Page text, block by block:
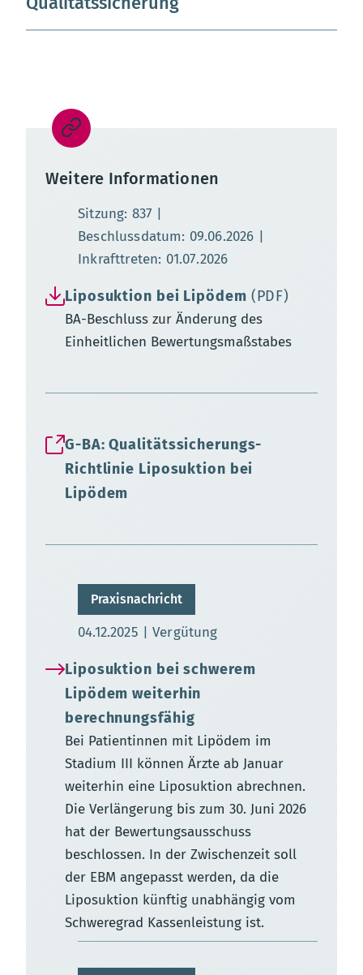
Weitere Informationen
Sitzung: 837
Beschlussdatum: 09.06.2026
Inkrafttreten: 01.07.2026
Liposuktion bei Lipödem (PDF)
BA-Beschluss zur Änderung des
Einheitlichen Bewertungsmaßstabes
G-BA: Qualitätssicherungs-
Richtlinie Liposuktion bei
Lipödem
Praxisnachricht
Aktualisierungsdatum:
04.12.2025 Vergütung
Liposuktion bei schwerem
Lipödem weiterhin
berechnungsfähig
Bei Patientinnen mit Lipödem im
Stadium III können Ärzte ab Januar
weiterhin eine Liposuktion abrechnen.
Die Verlängerung bis zum 30. Juni 2026
hat der Bewertungsausschuss
beschlossen. In der Zwischenzeit soll
der EBM angepasst werden, da die
Liposuktion künftig unabhängig vom
Schweregrad Kassenleistung ist.